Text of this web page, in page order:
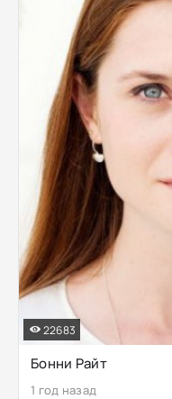
Бонни Райт
1 год назад
22683